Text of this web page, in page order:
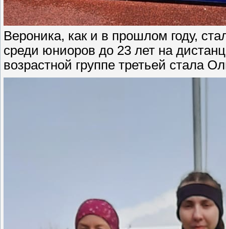
Вероника, как и в прошлом году,
среди юниоров до 23 лет на
возрастной группе третьей стала